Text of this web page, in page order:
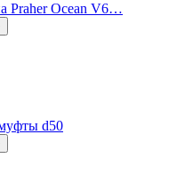
Praher Ocean V6…
d50